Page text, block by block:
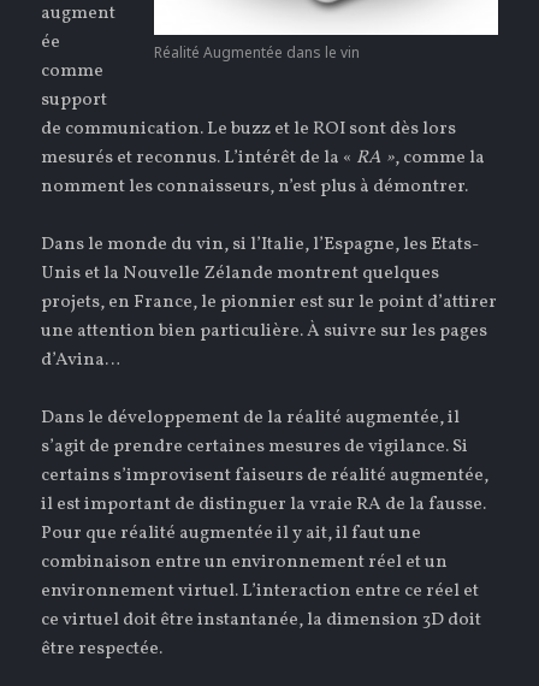
Réalité Augmentée dans le vin
augment
ée
comme
support
de communication. Le buzz et le ROI sont dès lors
mesurés et reconnus. L’intérêt de la « RA », comme la
nomment les connaisseurs, n’est plus à démontrer.
Dans le monde du vin, si l’Italie, l’Espagne, les Etats-
Unis et la Nouvelle Zélande montrent quelques
projets, en France, le pionnier est sur le point d’attirer
une attention bien particulière. À suivre sur les pages
d’Avina…
Dans le développement de la réalité augmentée, il
s’agit de prendre certaines mesures de vigilance. Si
certains s’improvisent faiseurs de réalité augmentée,
il est important de distinguer la vraie RA de la fausse.
Pour que réalité augmentée il y ait, il faut une
combinaison entre un environnement réel et un
environnement virtuel. L’interaction entre ce réel et
ce virtuel doit être instantanée, la dimension 3D doit
être respectée.